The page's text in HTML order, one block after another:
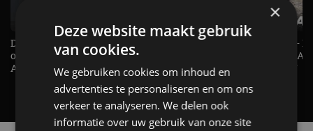
De Renault Twingo heeft een
opvallende snelheidsmeter! -
AutoRAI TV
De perfecte (gezins)taxi? -
ES500e (2026) - REVIEW -
UITGELEGD! - AutoRAI TV
×
Deze website maakt gebruik
van cookies.
We gebruiken cookies om inhoud en
advertenties te personaliseren en om ons
verkeer te analyseren. We delen ook
informatie over uw gebruik van onze site